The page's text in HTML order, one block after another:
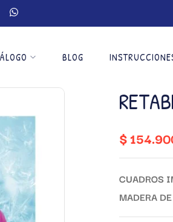
BLOG
$
CUADROS
MADERA